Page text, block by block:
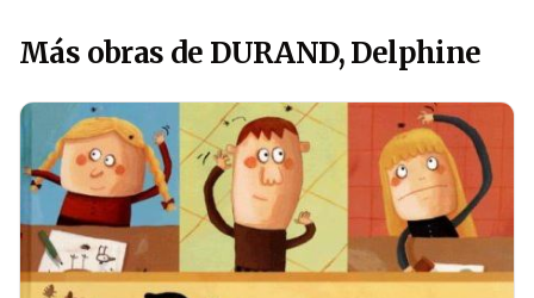
Más obras de DURAND, Delphine